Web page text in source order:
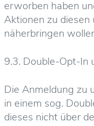
erworben haben
Aktionen zu diesen
näherbringen
9.3. Double-Opt-In
Die Anmeldung zu
in einem sog.
dieses nicht über